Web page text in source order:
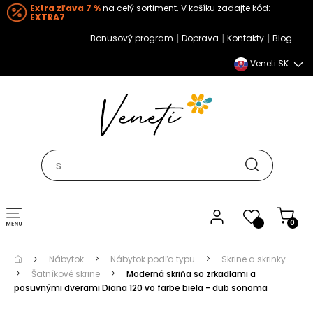
Extra zľava 7 %na celý sortiment. V košíku zadajte kód:
EXTRA7
Bonusový program | Doprava | Kontakty | Blog
Veneti SK
0
Toggle navigation
Nábytok Nábytok podľa typu
Skrine a skrinky
Šatníkové skrine
Moderná skriňa so zrkadlami a
posuvnými dverami Diana 120 vo farbe biela - dub sonoma